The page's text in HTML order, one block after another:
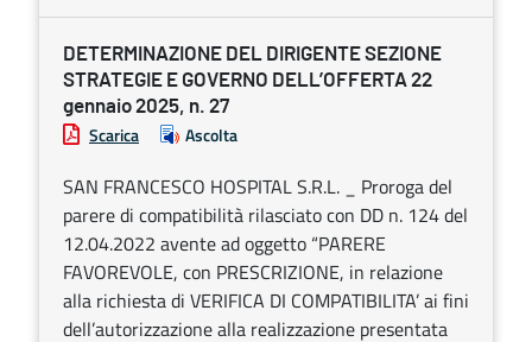
DETERMINAZIONE DEL DIRIGENTE SEZIONE
STRATEGIE E GOVERNO DELL’OFFERTA 22
gennaio 2025, n. 27
Scarica Ascolta
SAN FRANCESCO HOSPITAL S.R.L. _ Proroga del
parere di compatibilità rilasciato con DD n. 124 del
12.04.2022 avente ad oggetto “PARERE
FAVOREVOLE, con PRESCRIZIONE, in relazione
alla richiesta di VERIFICA DI COMPATIBILITA’ ai fini
dell’autorizzazione alla realizzazione presentata